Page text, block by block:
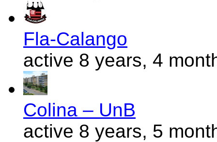
Fla-Calango
active 8 years, 4
Colina – UnB
active 8 years, 5